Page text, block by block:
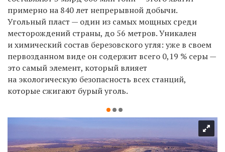
примерно на 840 лет непрерывной добычи.
Угольный пласт — один из самых мощных среди
месторождений страны, до 56 метров. Уникален
и химический состав березовского угля: уже в своем
первозданном виде он содержит всего 0,19 % серы —
это самый элемент, который влияет
на экологическую безопасность всех станций,
которые сжигают бурый уголь.